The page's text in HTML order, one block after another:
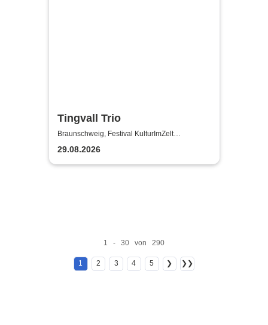
Tingvall Trio
Braunschweig, Festival KulturImZelt
Braunschweig
29.08.2026
1 - 30 von 290
1 2 3 4 5 ❯ ❯❯